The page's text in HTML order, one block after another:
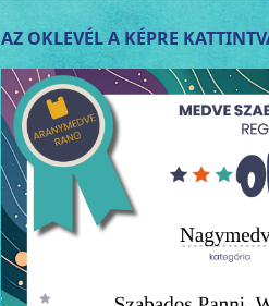
AZ OKLEVÉL A KÉPRE